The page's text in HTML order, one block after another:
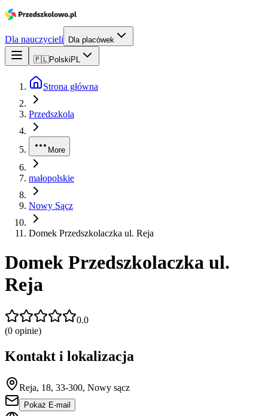
Dla nauczycieli Dla placówek
🇵🇱Polski PL
Strona główna
Przedszkola
More
małopolskie
Nowy Sącz
Domek Przedszkolaczka ul. Reja
Domek Przedszkolaczka ul.
Reja
0.0
(0 opinie)
Kontakt i lokalizacja
Reja, 18, 33-300, Nowy sącz
Pokaż E-mail